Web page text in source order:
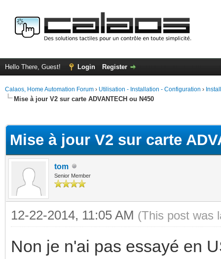
Hello There, Guest! Login Register
Calaos, Home Automation Forum › Utilisation - Installation - Configuration ›
Mise à jour V2 sur carte ADVANTECH ou N450
Mise à jour V2 sur carte
tom
Senior Member
12-22-2014, 11:05 AM (This post was
Non je n'ai pas essayé en